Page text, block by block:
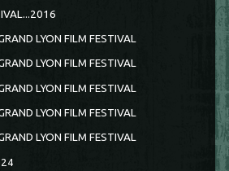
LYON FILM FESTIVAL
LYON FILM FESTIVAL
LYON FILM FESTIVAL
LYON FILM FESTIVAL
LYON FILM FESTIVAL